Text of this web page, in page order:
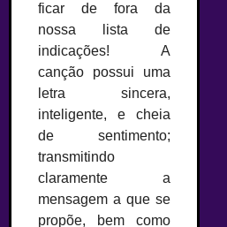
ficar de fora da
nossa lista de
indicações! A
canção possui uma
letra sincera,
inteligente, e cheia
de sentimento;
transmitindo
claramente a
mensagem a que se
propõe, bem como